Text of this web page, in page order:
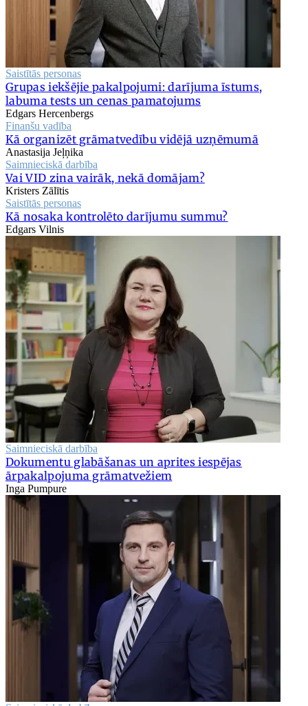
Saistītās personas
Grupas iekšējie pakalpojumi: darījuma īstums,
labuma tests un cenas pamatojums
Edgars Hercenbergs
Finanšu vadība
Kā organizēt grāmatvedību vidējā uzņēmumā
Anastasija Jeļņika
Saimnieciskā darbība
Vai VID zina vairāk, nekā domājam?
Kristers Zālītis
Saistītās personas
Kā nosaka kontrolēto darījumu summu?
Edgars Vilnis
Saimnieciskā darbība
Dokumentu glabāšanas un aprites iespējas
ārpakalpojuma grāmatvežiem
Inga Pumpure